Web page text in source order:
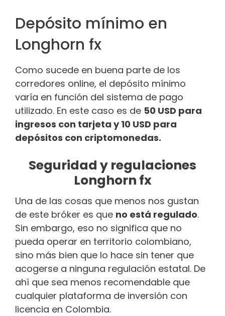
Depósito mínimo en
Longhorn fx
Como sucede en buena parte de los
corredores online, el depósito mínimo
varía en función del sistema de pago
utilizado. En este caso es de 50 USD para
ingresos con tarjeta y 10 USD para
depósitos con criptomonedas.
Seguridad y regulaciones
Longhorn fx
Una de las cosas que menos nos gustan
de este bróker es que no está regulado.
Sin embargo, eso no significa que no
pueda operar en territorio colombiano,
sino más bien que lo hace sin tener que
acogerse a ninguna regulación estatal. De
ahí que sea menos recomendable que
cualquier plataforma de inversión con
licencia en Colombia.